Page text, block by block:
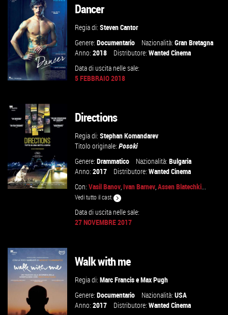
GUARDA IL TRAILER
VAI ALLA SCHEDA
GUARDA IL TRAILER
VAI ALLA SCHEDA
Dancer
Regia di:Steven Cantor
Genere:Documentario Nazionalità:Gran Bretagna
Anno:2018 Distributore:Wanted Cinema
Data di uscita nelle sale:
5 FEBBRAIO 2018
Directions
Regia di:Stephan Komandarev
Titolo originale:Posoki
Genere:Drammatico Nazionalità:Bulgaria
Anno:2017 Distributore:Wanted Cinema
Con:Vasil Banov ,Ivan Barnev ,Assen Blatechki
Vedi tutto il cast
Data di uscita nelle sale:
27 NOVEMBRE 2017
Walk with me
Regia di:Marc FranciseMax Pugh
Genere:Documentario Nazionalità:USA
Anno:2017 Distributore:Wanted Cinema